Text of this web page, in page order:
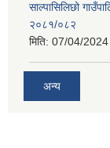
साल्पासिलिछो
२०८१/०८२
मिति: 07/04/
अन्य